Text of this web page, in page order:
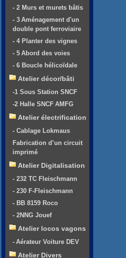
- 2 Murs et murets bâtis
- 3 Aménagement d'un
double pont ferroviaire
- 4 Planter des vignes
- 5 Abord des voies
- 6 Boucle hélicoïdale
Atelier décor/bâti
-1 Sous Station SNCF
-2 Halle SNCF AMFG
Atelier électrification
- Cablage Lokmaus
Fabrication d’un circuit
imprimé
Atelier Digitalisation
- 232 TC Fleischmann
- 230 F-Fleischmann
- BB 8159 Roco
- 2NNG Jouef
Atelier locos vagons
- Aérateur Voiture DEV
Atelier Divers